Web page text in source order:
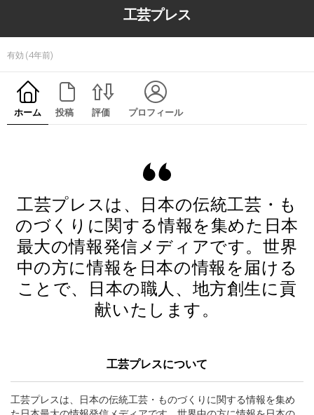
工芸プレス
有効 (4年前)
ホーム 投稿 評価 プロフィール
工芸プレスは、日本の伝統工芸・も
のづくりに関する情報を集めた日本
最大の情報発信メディアです。世界
中の方に情報を日本の情報を届ける
ことで、日本の職人、地方創生に貢
献いたします。
工芸プレスについて
工芸プレスは、日本の伝統工芸・ものづくりに関する情報を集め